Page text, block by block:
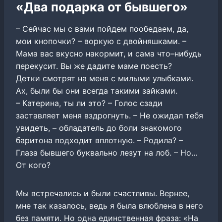
«Два подарка от бывшего»
– Сейчас мы с вами пойдем пообедаем, да,
мои кнопочки? – воркую с двойняшками. –
Мама вас вкусно накормит, и сама что–нибудь
перекусит. Вы же дадите маме поесть?
Детки смотрят на меня с милыми улыбками.
Ах, были бы они всегда такими зайками.
– Катерина, ты ли это? – Голос сзади
заставляет меня вздрогнуть. – Не ожидал тебя
увидеть, – обладатель до боли знакомого
баритона подходит вплотную. – Родила? –
Глаза бывшего буквально лезут на лоб. – Но…
От кого?
Мы встречались и были счастливы. Вернее,
мне так казалось, ведь я была влюблена в него
без памяти. Но одна единственная фраза: «На